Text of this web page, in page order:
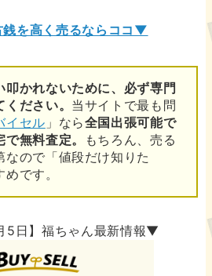
を高く売るならココ▼
叩かれないために、必ず専門
ださい。 当サイトで最も問
イセル 」なら全国出張可能で
無料査定。
もちろん、売る
ので「値段だけ知りた
です。
日】福ちゃん最新情報▼